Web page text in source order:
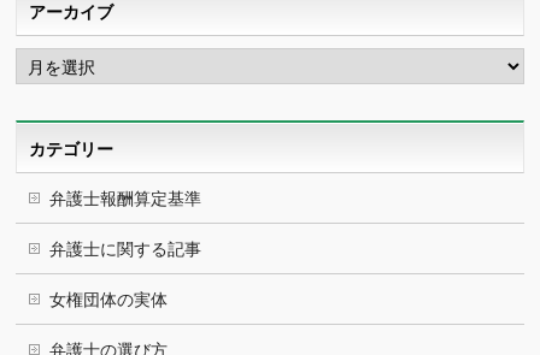
アーカイブ
ア
ー
カ
カテゴリー
弁護士報酬算定基準
弁護士に関する記事
女権団体の実体
弁護士の選び方